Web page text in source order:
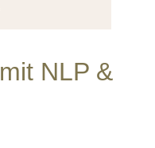
mit NLP &